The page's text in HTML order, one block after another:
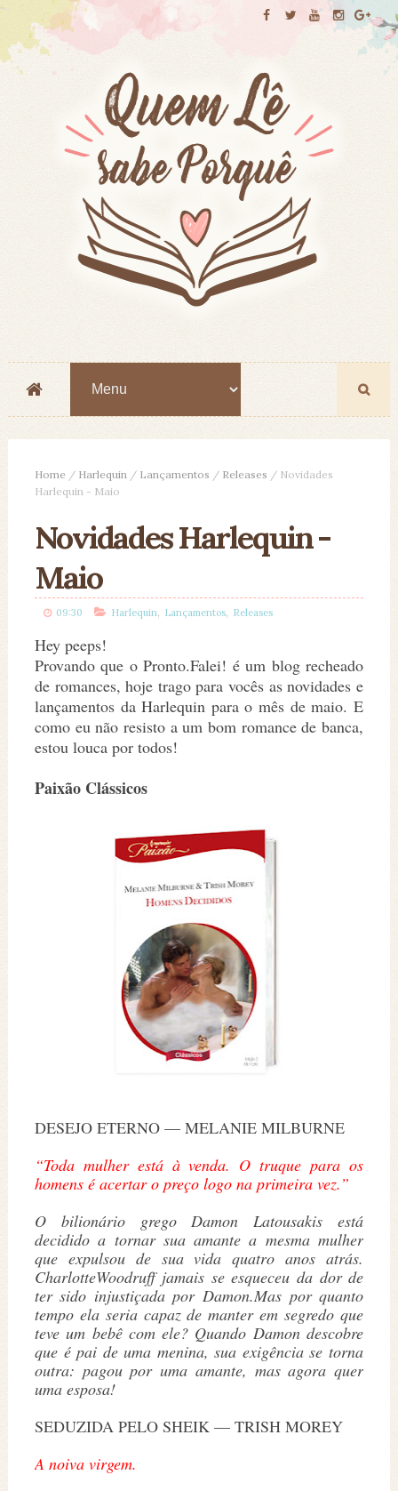
Home / Harlequin / Lançamentos / Releases / Novidades
Harlequin - Maio
Novidades Harlequin -
Maio
09:30 Harlequin, Lançamentos, Releases
Hey peeps!
Provando que o Pronto.Falei! é um blog recheado
de romances, hoje trago para vocês as novidades e
lançamentos da Harlequin para o mês de maio. E
como eu não resisto a um bom romance de banca,
estou louca por todos!
Paixão Clássicos
DESEJO ETERNO — MELANIE MILBURNE
“Toda mulher está à venda. O truque para os
homens é acertar o preço logo na primeira vez.”
O bilionário grego Damon Latousakis está
decidido a tornar sua amante a mesma mulher
que expulsou de sua vida quatro anos atrás.
CharlotteWoodruff jamais se esqueceu da dor de
ter sido injustiçada por Damon.Mas por quanto
tempo ela seria capaz de manter em segredo que
teve um bebê com ele? Quando Damon descobre
que é pai de uma menina, sua exigência se torna
outra: pagou por uma amante, mas agora quer
uma esposa!
SEDUZIDA PELO SHEIK — TRISH MOREY
A noiva virgem.